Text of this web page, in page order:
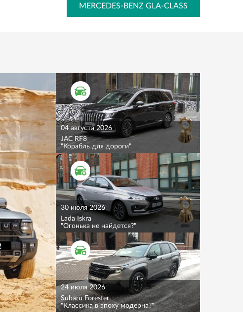
MERCEDES-BENZ GLA-CLASS
ТЕСТ ДРАЙВ
04 августа 2026
JAC RF8
"Корабль для дороги"
ТЕСТ ДРАЙВ
30 июля 2026
Lada Iskra
"Огонька не найдется?"
ТЕСТ ДРАЙВ
24 июля 2026
Subaru Forester
"Классика в эпоху модерна?"